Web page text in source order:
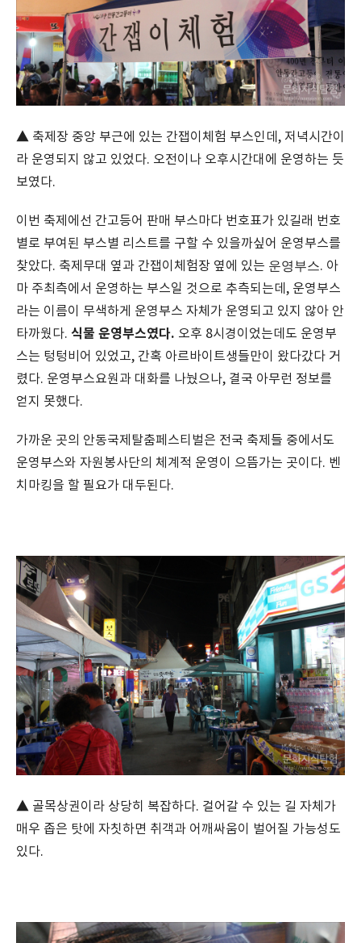
▲ 축제장 중앙 부근에 있는 간잽이체험 부스인데, 저녁시간이
라 운영되지 않고 있었다. 오전이나 오후시간대에 운영하는 듯
보였다.
이번 축제에선 간고등어 판매 부스마다 번호표가 있길래 번호
별로 부여된 부스별 리스트를 구할 수 있을까싶어 운영부스를
찾았다. 축제무대 옆과 간잽이체험장 옆에 있는 운영부스. 아
마 주최측에서 운영하는 부스일 것으로 추측되는데, 운영부스
라는 이름이 무색하게 운영부스 자체가 운영되고 있지 않아 안
타까웠다. 식물 운영부스였다. 오후 8시경이었는데도 운영부
스는 텅텅비어 있었고, 간혹 아르바이트생들만이 왔다갔다 거
렸다. 운영부스요원과 대화를 나눴으나, 결국 아무런 정보를
얻지 못했다.
가까운 곳의 안동국제탈춤페스티벌은 전국 축제들 중에서도
운영부스와 자원봉사단의 체계적 운영이 으뜸가는 곳이다. 벤
치마킹을 할 필요가 대두된다.
▲ 골목상권이라 상당히 복잡하다. 걸어갈 수 있는 길 자체가
매우 좁은 탓에 자칫하면 취객과 어깨싸움이 벌어질 가능성도
있다.